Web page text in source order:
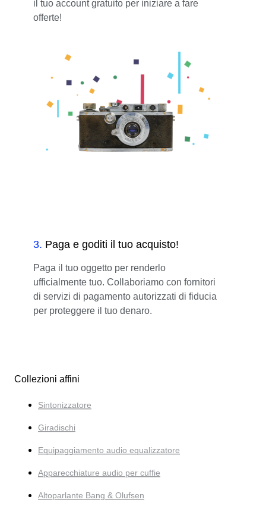
il tuo account gratuito per iniziare a fare
offerte!
3. Paga e goditi il tuo acquisto!
Paga il tuo oggetto per renderlo
ufficialmente tuo. Collaboriamo con fornitori
di servizi di pagamento autorizzati di fiducia
per proteggere il tuo denaro.
Collezioni affini
Sintonizzatore
Giradischi
Equipaggiamento audio equalizzatore
Apparecchiature audio per cuffie
Altoparlante Bang & Olufsen